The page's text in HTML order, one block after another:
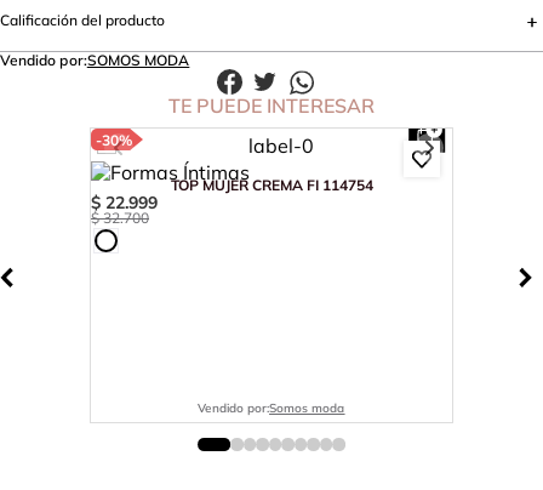
Calificación del producto
Vendido por:SOMOS MODA
TE PUEDE INTERESAR
-30%
TOP MUJER CREMA FI 114754
$ 22.999
$ 32.700
Vendido por:Somos moda